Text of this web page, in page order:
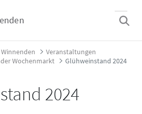
- Winnenden
Winnenden
Veranstaltungen
Wochenmarkt
Glühweinstand 2024
2024